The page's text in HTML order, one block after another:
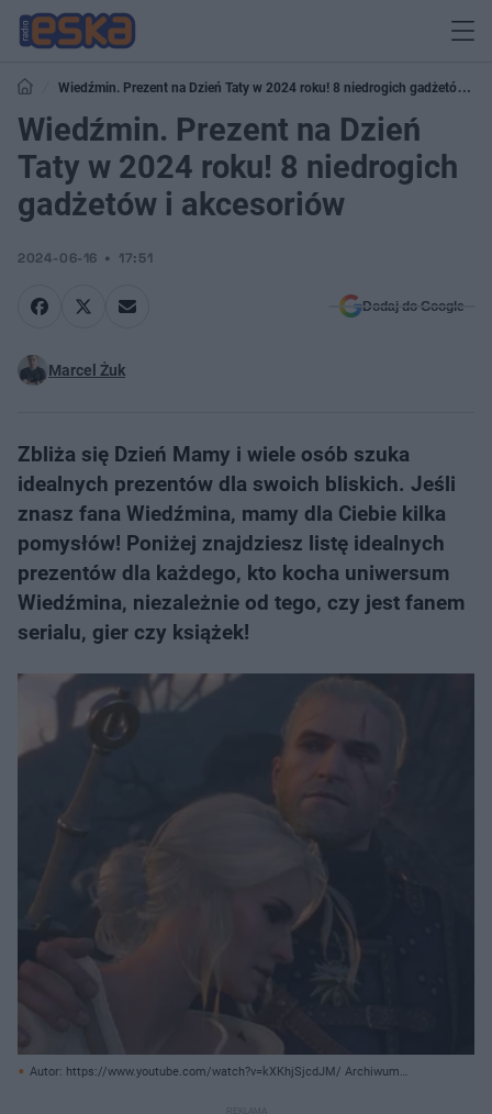
Wiedźmin. Prezent na Dzień Taty w 2024 roku! 8 niedrogich gadżetów i
akcesoriów
Wiedźmin. Prezent na Dzień
Taty w 2024 roku! 8 niedrogich
gadżetów i akcesoriów
2024-06-16 17:51
Dodaj do Google
Marcel Żuk
Zbliża się Dzień Mamy i wiele osób szuka
idealnych prezentów dla swoich bliskich. Jeśli
znasz fana Wiedźmina, mamy dla Ciebie kilka
pomysłów! Poniżej znajdziesz listę idealnych
prezentów dla każdego, kto kocha uniwersum
Wiedźmina, niezależnie od tego, czy jest fanem
serialu, gier czy książek!
Autor: https://www.youtube.com/watch?v=kXKhjSjcdJM/ Archiwum